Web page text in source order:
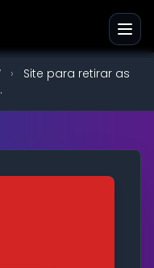
›
Site para retirar as